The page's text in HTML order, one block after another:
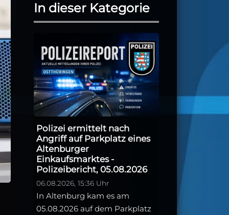
In dieser Kategorie
Polizei ermittelt nach
Angriff auf Parkplatz eines
Altenburger
Einkaufsmarktes -
Polizeibericht, 05.08.2026
06.08.2026, 15:36 Uhr
In Altenburg kam es am
05.08.2026 auf dem Parkplatz